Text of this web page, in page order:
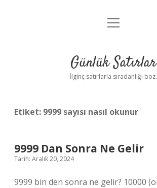
Anasayfa
Yasal Uyarı
menüyü
Günlük Satırlar
İlginç satırlarla sıradanlığı boz.
Etiket: 9999 sayısı nasıl okunur
9999 Dan Sonra Ne Gelir
Tarih: Aralık 20, 2024
9999 bin den sonra ne gelir? 10000